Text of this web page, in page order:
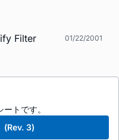
Filter
01/22/2001
トです。
(Rev. 3)